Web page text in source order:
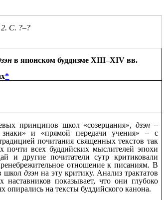
С. ?‒?
в японском буддизмеXIII‒XIV вв.
*
принципов школ «созерцания»,дзэн –
и «прямой передачи учения» – с
почитания священных текстов так
почти всех буддийских мыслителей эпохи
и другие почитатели сутр критиковали
отношение к писаниям. В
школ дзэн на эту критику. Анализ трактатов
наставников показывает, что они глубоко
опирались на тексты буддийского канона.